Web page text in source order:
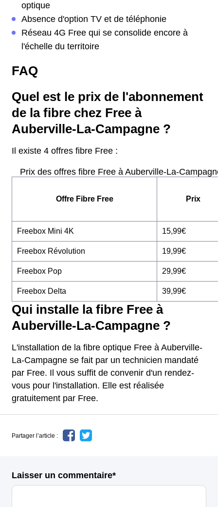
optique
Absence d'option TV et de téléphonie
Réseau 4G Free qui se consolide encore à
l'échelle du territoire
FAQ
Quel est le prix de l'abonnement
de la fibre chez Free à
Auberville-La-Campagne ?
Il existe 4 offres fibre Free :
Prix des offres fibre Free à Auberville-La-
Offre Fibre Free Prix
Freebox Mini 4K 15,99€
Freebox Révolution 19,99€
Freebox Pop 29,99€
Freebox Delta 39,99€
Qui installe la fibre Free à
Auberville-La-Campagne ?
L'installation de la fibre optique Free à Auberville-
La-Campagne se fait par un technicien mandaté
par Free. Il vous suffit de convenir d'un rendez-
vous pour l'installation. Elle est réalisée
gratuitement par Free.
Partager l’article :
Laisser un commentaire*